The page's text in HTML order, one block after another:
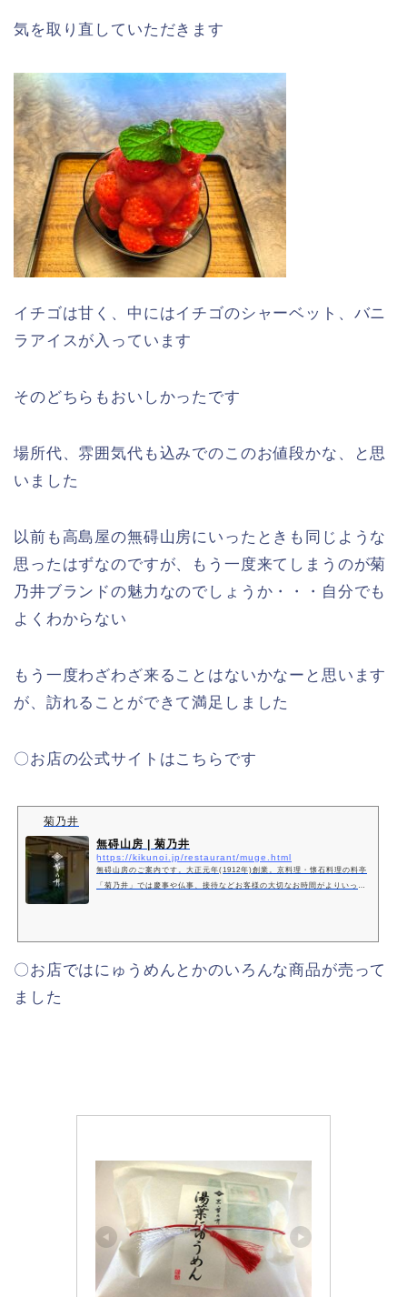
気を取り直していただきます
イチゴは甘く、中にはイチゴのシャーベット、バニ
ラアイスが入っています
そのどちらもおいしかったです
場所代、雰囲気代も込みでのこのお値段かな、と思
いました
以前も高島屋の無碍山房にいったときも同じような
思ったはずなのですが、もう一度来てしまうのが菊
乃井ブランドの魅力なのでしょうか・・・自分でも
よくわからない
もう一度わざわざ来ることはないかなーと思います
が、訪れることができて満足しました
〇お店の公式サイトはこちらです
菊乃井
無碍山房 | 菊乃井
https://kikunoi.jp/restaurant/muge.html
無碍山房のご案内です。大正元年(1912年)創業。京料理・懐石料理の料亭
「菊乃井」では慶事や仏事、接待などお客様の大切なお時間がよりいっそ
〇お店ではにゅうめんとかのいろんな商品が売って
ました